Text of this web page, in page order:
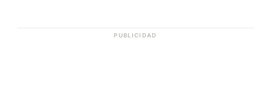
PUBLICIDAD